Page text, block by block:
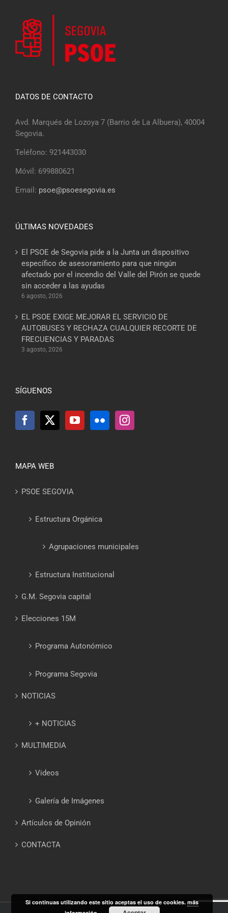
DATOS DE CONTACTO
Avd. Marqués de Lozoya 7 (Barrio de La Albuera), 40004
Segovia.
Teléfono: 921443030
Móvil: 699880621
Email: psoe@psoesegovia.es
ÚLTIMAS NOVEDADES
El PSOE de Segovia pide a la Junta un dispositivo
específico de asesoramiento para que ningún
afectado por el incendio del Valle del Pirón se quede
sin acceder a las ayudas
6 agosto, 2026
EL PSOE EXIGE MEJORAR EL SERVICIO DE
AUTOBUSES Y RECHAZA CUALQUIER RECORTE DE
FRECUENCIAS Y PARADAS
3 agosto, 2026
SÍGUENOS
MAPA WEB
PSOE SEGOVIA
Estructura Orgánica
Agrupaciones municipales
Estructura Institucional
G.M. Segovia capital
Elecciones 15M
Programa Autonómico
Programa Segovia
NOTICIAS
+ NOTICIAS
MULTIMEDIA
Videos
Galería de Imágenes
Artículos de Opinión
CONTACTA
Si continuas utilizando este sitio aceptas el uso de cookies.más